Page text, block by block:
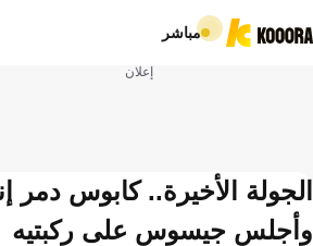
مباشر
إعلان
الجولة الأخيرة.. كابوس دمر
وأجلس جيسوس على ركبتيه